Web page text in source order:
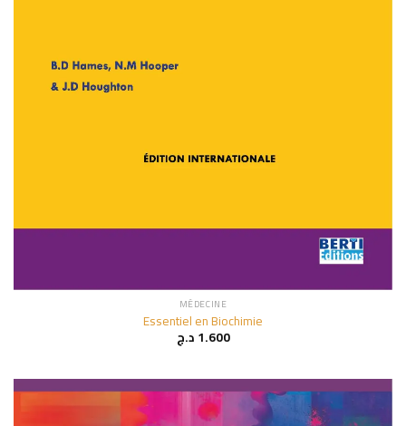
MÉDECINE
Essentiel en Biochimie
1.600د.ج